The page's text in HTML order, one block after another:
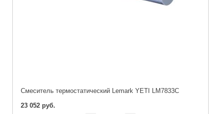
Cмеситель термостатический Lemark YETI LM7833C
23 052 руб.